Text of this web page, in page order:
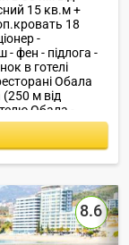
15 кв.м +
18
-
- фен - підлога -
в готелі
Обала
(250 м від
Обала -
екскурсії - піші
готелю
в 100 м
8.6